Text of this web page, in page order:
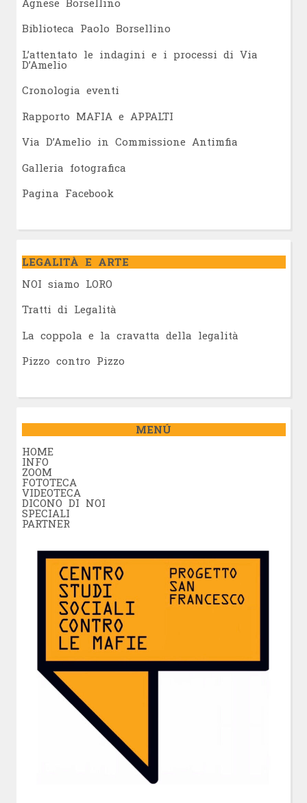
Biblioteca Paolo Borsellino
L’attentato le indagini e i processi di Via
D’Amelio
Cronologia eventi
Rapporto MAFIA e APPALTI
Via D’Amelio in Commissione Antimfia
Galleria fotografica
Pagina Facebook
LEGALITÀ E ARTE
NOI siamo LORO
Tratti di Legalità
La coppola e la cravatta della legalità
Pizzo contro Pizzo
MENÚ
HOME
INFO
ZOOM
FOTOTECA
VIDEOTECA
DICONO DI NOI
SPECIALI
PARTNER